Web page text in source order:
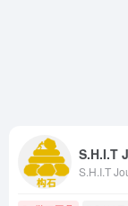
S.H.I.T
S.H.I.T